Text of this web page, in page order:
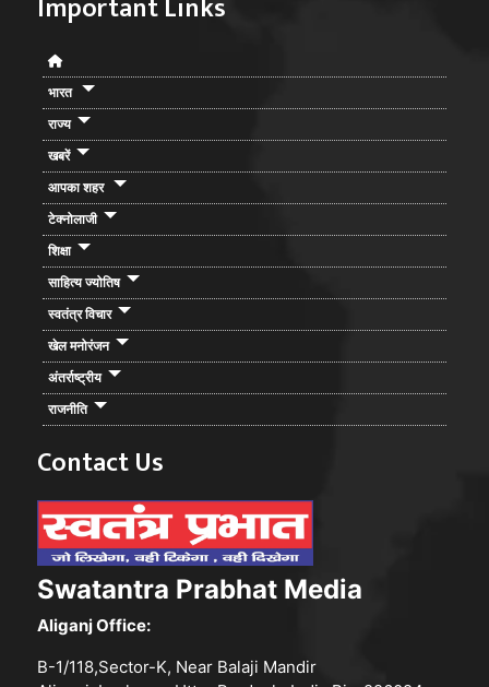
Important Links
भारत
राज्य
खबरें
आपका शहर
टेक्नोलाजी
शिक्षा
साहित्य ज्योतिष
स्वतंत्र विचार
खेल मनोरंजन
अंतर्राष्ट्रीय
राजनीति
Contact Us
Swatantra Prabhat Media
Aliganj Office:
B-1/118,Sector-K, Near Balaji Mandir